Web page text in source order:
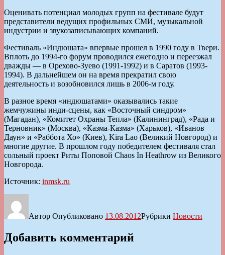
Оценивать потенциал молодых групп на фестивале будут
представители ведущих профильных СМИ, музыкальной
индустрии и звукозаписывающих компаний.
Фестиваль «Индюшата» впервые прошел в 1990 году в Твери.
Вплоть до 1994-го форум проводился ежегодно и переезжал
дважды — в Орехово-Зуево (1991-1992) и в Саратов (1993-
1994). В дальнейшем он на время прекратил свою
деятельность и возобновился лишь в 2006-м году.
В разное время «индюшатами» оказывались такие
жемчужины инди-сцены, как «Восточный синдром»
(Магадан), «Комитет Охраны Тепла» (Калининград), «Рада и
Терновник» (Москва), «Казма-Казма» (Харьков), «Иванов
Даун» и «Раббота Хо» (Киев), Kira Lao (Великий Новгород) и
многие другие. В прошлом году победителем фестиваля стал
сольный проект Риты Поповой Chaos In Heathrow из Великого
Новгорода.
Источник: inmsk.ru
Автор Опубликовано 13.08.2012Рубрики Новости
Добавить комментарий